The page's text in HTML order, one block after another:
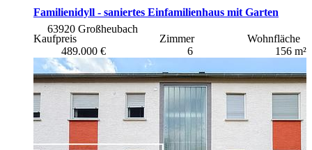
Familienidyll - saniertes Einfamilienhaus mit Garten
63920 Großheubach
Kaufpreis
489.000 €
Zimmer
6
Wohnfläche
156 m²